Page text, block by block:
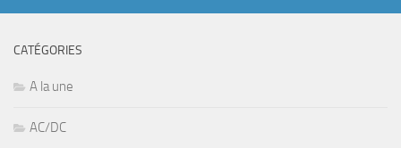
CATÉGORIES
A la une
AC/DC